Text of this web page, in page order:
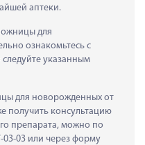
аптеки.
для
ознакомьтесь с
указанным
для новорожденных от
получить консультацию
препарата, можно по
03-03 или через форму